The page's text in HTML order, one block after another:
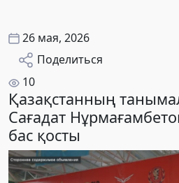
26 мая, 2026
Поделиться
10
Қазақстанның
Сағадат
бас қосты